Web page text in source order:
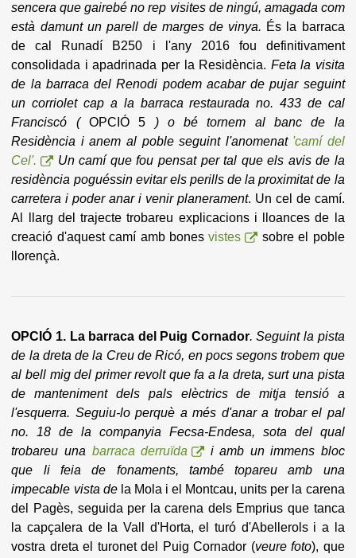
sencera que gairebé no rep visites de ningú, amagada com
està damunt un parell de marges de vinya. És la barraca
de cal Runadí B250 i l'any 2016 fou definitivament
consolidada i apadrinada per la Residència. Feta la visita
de la barraca del Renodi podem acabar de pujar seguint
un corriolet cap a la barraca restaurada no. 433 de cal
Franciscó (OPCIÓ 5 ) o bé tornem al banc de la
Residència i anem al poble seguint l'anomenat 'camí del
Cel'.
Un camí que fou pensat per tal que els avis de la
residència poguéssin evitar els perills de la proximitat de la
carretera i poder anar i venir planerament. Un cel de camí.
Al llarg del trajecte trobareu explicacions i lloances de la
creació d'aquest camí amb bonesvistes
sobre el poble
llorençà.
OPCIÓ 1. La barraca del Puig Cornador. Seguint la pista
de la dreta de la Creu de Ricó, en pocs segons trobem que
al bell mig del primer revolt que fa a la dreta, surt una pista
de manteniment dels pals elèctrics de mitja tensió a
l'esquerra. Seguiu-lo perquè a més d'anar a trobar el pal
no. 18de la companyia Fecsa-Endesa, sota del qual
trobareu una barraca derruïda
i amb un immens bloc
que li feia de fonaments, també topareu amb una
impecable vista de la Mola i el Montcau, units per la carena
del Pagès, seguida per la carena dels Emprius que tanca
la capçalera de la Vall d'Horta, el turó d'Abellerols i a la
vostra dreta el turonet del Puig Cornador (veure foto), que